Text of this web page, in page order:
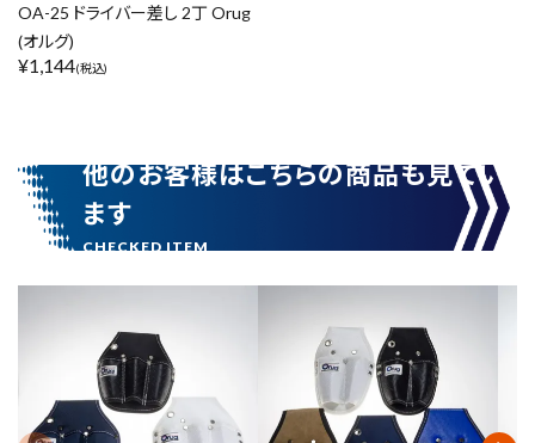
OA-25 ドライバー差し 2丁 Orug
(オルグ)
¥1,144(税込)
他のお客様はこちらの商品も見てい
ます